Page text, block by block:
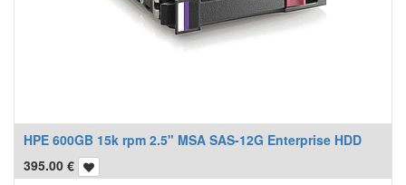
HPE 600GB 15k rpm 2.5" MSA SAS-12G Enterprise HDD
395.00 €